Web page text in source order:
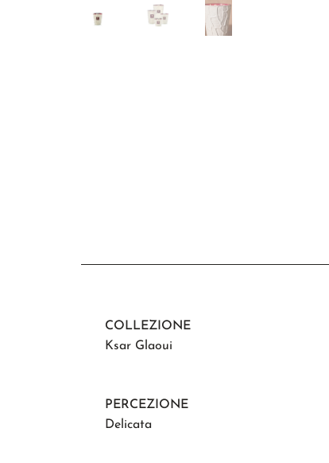
COLLEZIONE
Ksar Glaoui
PERCEZIONE
Delicata